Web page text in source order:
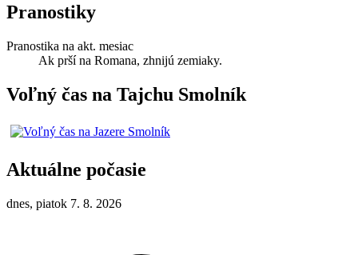
Pranostiky
Pranostika na akt. mesiac
Ak prší na Romana, zhnijú zemiaky.
Voľný čas na Tajchu Smolník
Aktuálne počasie
dnes, piatok 7. 8. 2026